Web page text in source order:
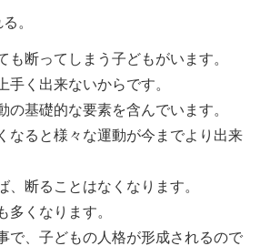
。
も断ってしまう子どもがいます。
手く出来ないからです。
の基礎的な要素を含んでいます。
なると様々な運動が今までより出来
、断ることはなくなります。
多くなります。
で、子どもの人格が形成されるので